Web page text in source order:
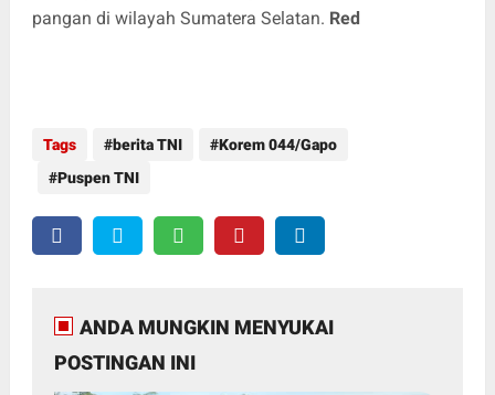
pangan di wilayah Sumatera Selatan. Red
Tags berita TNI
Korem 044/Gapo
Puspen TNI
ANDA MUNGKIN MENYUKAI
POSTINGAN INI